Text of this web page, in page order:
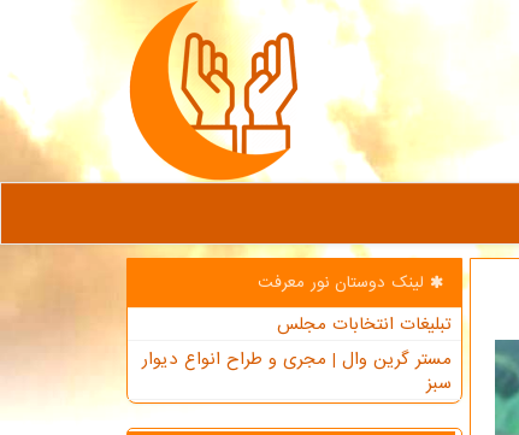
لینک دوستان نور معرفت
تبلیغات انتخابات مجلس
مستر گرین وال | مجری و طراح انواع دیوار
سبز